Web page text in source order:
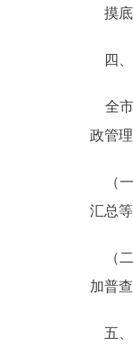
摸底
四、
全市
政管
（一
汇总等
（二
加普查
五、